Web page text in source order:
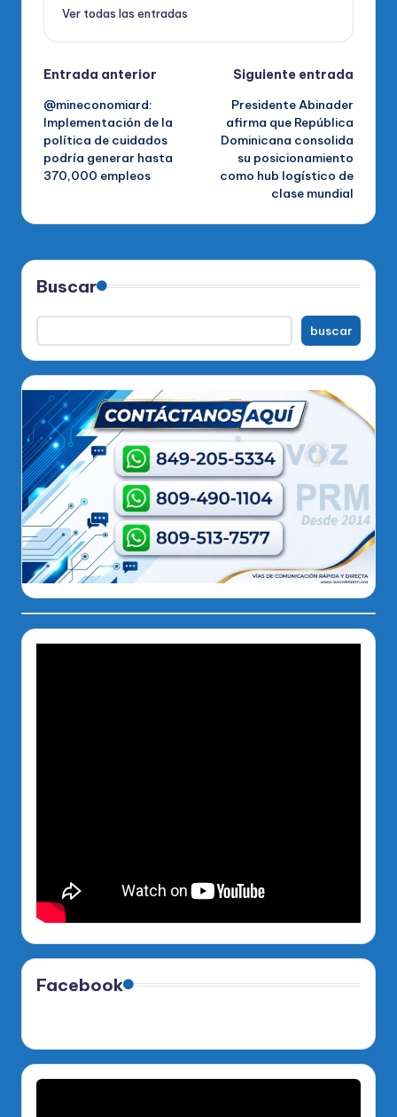
Ver todas las entradas
Navegación
de
entradas
Entrada anterior
@mineconomiard:
Implementación de la
política de cuidados
podría generar hasta
370,000 empleos
Siguiente entrada
Presidente Abinader
afirma que República
Dominicana consolida
su posicionamiento
como hub logístico de
clase mundial
Buscar
buscar
Facebook